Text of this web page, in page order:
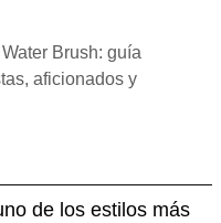
Brush: guía
aficionados y
de los estilos más